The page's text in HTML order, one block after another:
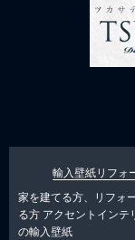
輸入壁紙リフォ
家を建てる方、リフォ
る方 アクセントインテ
の輸入壁紙